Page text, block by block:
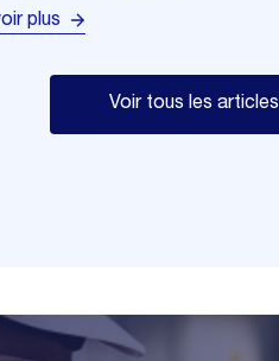
plus
Voir tous les articles